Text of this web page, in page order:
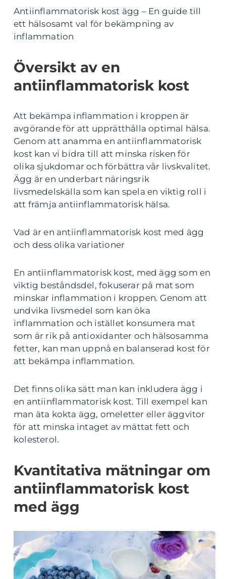
Antiinflammatorisk kost ägg – En guide till
ett hälsosamt val för bekämpning av
inflammation
Översikt av en
antiinflammatorisk kost
Att bekämpa inflammation i kroppen är
avgörande för att upprätthålla optimal hälsa.
Genom att anamma en antiinflammatorisk
kost kan vi bidra till att minska risken för
olika sjukdomar och förbättra vår livskvalitet.
Ägg är en underbart näringsrik
livsmedelskälla som kan spela en viktig roll i
att främja antiinflammatorisk hälsa.
Vad är en antiinflammatorisk kost med ägg
och dess olika variationer
En antiinflammatorisk kost, med ägg som en
viktig beståndsdel, fokuserar på mat som
minskar inflammation i kroppen. Genom att
undvika livsmedel som kan öka
inflammation och istället konsumera mat
som är rik på antioxidanter och hälsosamma
fetter, kan man uppnå en balanserad kost för
att bekämpa inflammation.
Det finns olika sätt man kan inkludera ägg i
en antiinflammatorisk kost. Till exempel kan
man äta kokta ägg, omeletter eller äggvitor
för att minska intaget av mättat fett och
kolesterol.
Kvantitativa mätningar om
antiinflammatorisk kost
med ägg